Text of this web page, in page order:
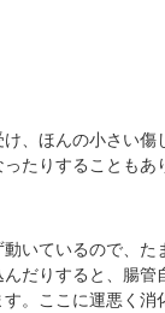
、ほんの小さい傷
たりすることもあ
いているので、た
だりすると、腸管
。ここに運悪く消